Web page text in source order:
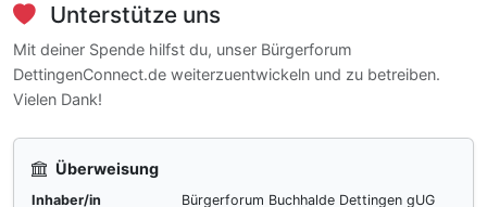
Unterstütze uns
Mit deiner Spende hilfst du, unser Bürgerforum
DettingenConnect.de weiterzuentwickeln und zu betreiben.
Vielen Dank!
Überweisung
Inhaber/in
Bürgerforum Buchhalde Dettingen gUG